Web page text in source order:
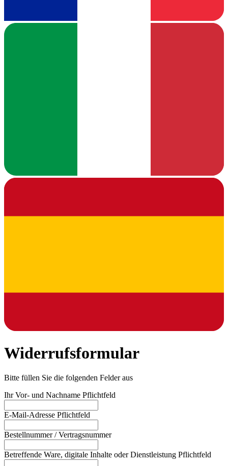
Widerrufsformular
Bitte füllen Sie die folgenden Felder aus
Ihr Vor- und Nachname Pflichtfeld
E-Mail-Adresse Pflichtfeld
Bestellnummer / Vertragsnummer
Betreffende Ware, digitale Inhalte oder Dienstleistung Pflichtfeld